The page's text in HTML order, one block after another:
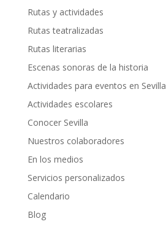
Rutas y actividades
Rutas teatralizadas
Rutas literarias
Escenas sonoras de la historia
Actividades para eventos en Sevilla
Actividades escolares
Conocer Sevilla
Nuestros colaboradores
En los medios
Servicios personalizados
Calendario
Blog